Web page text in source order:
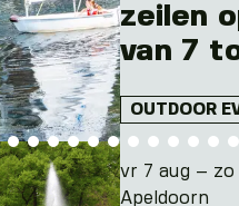
zeilen
van 7
OUTDOOR
vr 7 aug – zo
Apeldoorn